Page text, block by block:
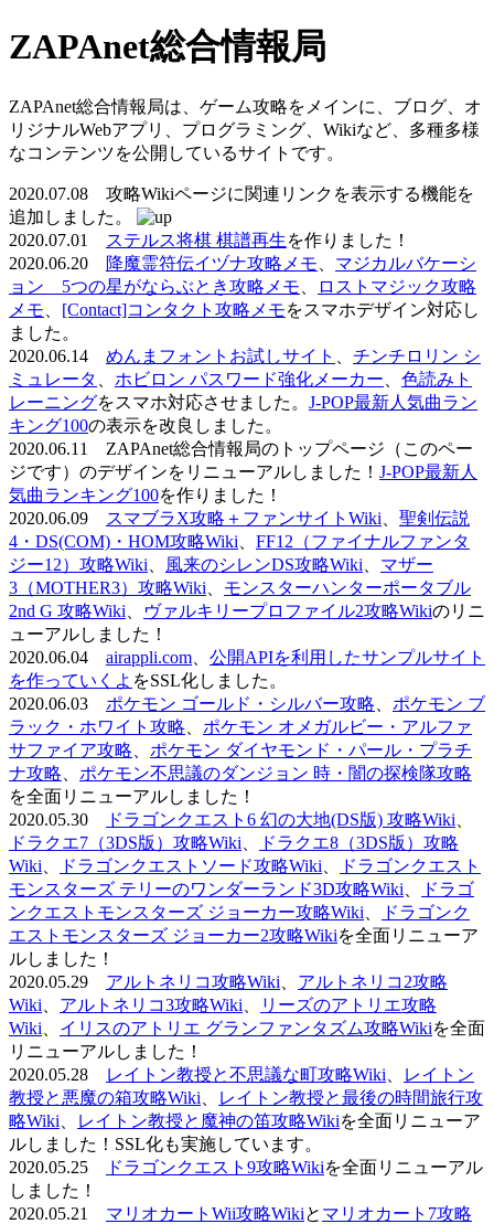
ZAPAnet総合情報局
ZAPAnet総合情報局は、ゲーム攻略をメインに、ブログ、オ
リジナルWebアプリ、プログラミング、Wikiなど、多種多様
なコンテンツを公開しているサイトです。
2020.07.08 攻略Wikiページに関連リンクを表示する機能を
追加しました。
2020.07.01
ステルス将棋 棋譜再生を作りました！
2020.06.20
降魔霊符伝イヅナ攻略メモ
マジカルバケーシ
ョン 5つの星がならぶとき攻略メモ
ロストマジック攻略
メモ
[Contact]コンタクト攻略メモをスマホデザイン対応し
ました。
2020.06.14 めんまフォントお試しサイト
チンチロリン シ
ミュレータ
ホビロン パスワード強化メーカー
色読みト
レーニングをスマホ対応させました。 J-POP最新人気曲ラン
キング100の表示を改良しました。
2020.06.11 ZAPAnet総合情報局のトップページ（このペー
ジです）のデザインをリニューアルしました！ J-POP最新人
気曲ランキング100を作りました！
2020.06.09
スマブラX攻略＋ファンサイトWiki
聖剣伝説
4・DS(COM)・HOM攻略Wiki
FF12（ファイナルファンタ
ジー12）攻略Wiki
風来のシレンDS攻略Wiki
マザー
3（MOTHER3）攻略Wiki
モンスターハンターポータブル
2nd G 攻略Wiki
ヴァルキリープロファイル2攻略Wikiのリニ
ューアルしました！
2020.06.04 airappli.com
公開APIを利用したサンプルサイト
を作っていくよ をSSL化しました。
2020.06.03 ポケモン ゴールド・シルバー攻略
ポケモン ブ
ラック・ホワイト攻略
ポケモン オメガルビー・アルファ
サファイア攻略
ポケモン ダイヤモンド・パール・プラチ
ナ攻略
ポケモン不思議のダンジョン 時・闇の探検隊攻略
を全面リニューアルしました！
2020.05.30
ドラゴンクエスト6 幻の大地(DS版) 攻略Wiki
ドラクエ7（3DS版）攻略Wiki
ドラクエ8（3DS版）攻略
Wiki
ドラゴンクエストソード攻略Wiki
ドラゴンクエスト
モンスターズ テリーのワンダーランド3D攻略Wiki
ドラゴ
ンクエストモンスターズ ジョーカー攻略Wiki
ドラゴンク
エストモンスターズ ジョーカー2攻略Wikiを全面リニューア
ルしました！
2020.05.29 アルトネリコ攻略Wiki
アルトネリコ2攻略
Wiki
アルトネリコ3攻略Wiki
リーズのアトリエ攻略
Wiki
イリスのアトリエ グランファンタズム攻略Wikiを全面
リニューアルしました！
2020.05.28
レイトン教授と不思議な町攻略Wiki
レイトン
教授と悪魔の箱攻略Wiki
レイトン教授と最後の時間旅行攻
略Wiki
レイトン教授と魔神の笛攻略Wikiを全面リニューア
ルしました！SSL化も実施しています。
2020.05.25
ドラゴンクエスト9攻略Wikiを全面リニューアル
しました！
2020.05.21 マリオカートWii攻略Wikiと マリオカート7攻略